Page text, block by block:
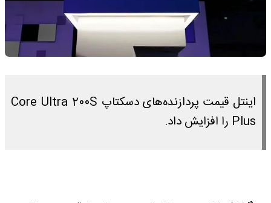
اینتل قیمت پردازنده‌های دسکتاپ Core Ultra 200S
Plus را افزایش داد.